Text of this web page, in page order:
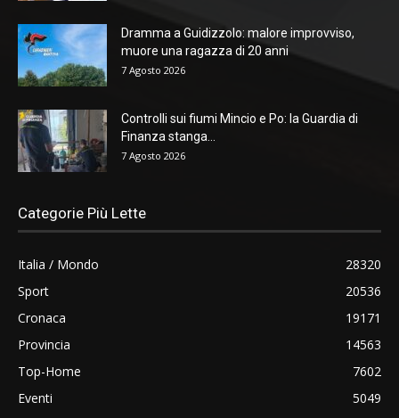
Dramma a Guidizzolo: malore improvviso,
muore una ragazza di 20 anni
7 Agosto 2026
Controlli sui fiumi Mincio e Po: la Guardia di
Finanza stanga...
7 Agosto 2026
Categorie Più Lette
Italia / Mondo
28320
Sport
20536
Cronaca
19171
Provincia
14563
Top-Home
7602
Eventi
5049